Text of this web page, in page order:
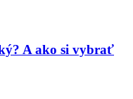
A ako si vybrať